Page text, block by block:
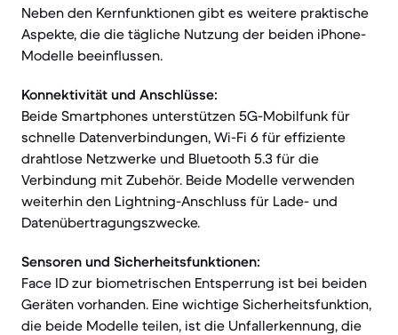
Neben den Kernfunktionen gibt es weitere praktische
Aspekte, die die tägliche Nutzung der beiden iPhone-
Modelle beeinflussen.
Konnektivität und Anschlüsse:
Beide Smartphones unterstützen 5G-Mobilfunk für
schnelle Datenverbindungen, Wi-Fi 6 für effiziente
drahtlose Netzwerke und Bluetooth 5.3 für die
Verbindung mit Zubehör. Beide Modelle verwenden
weiterhin den Lightning-Anschluss für Lade- und
Datenübertragungszwecke.
Sensoren und Sicherheitsfunktionen:
Face ID zur biometrischen Entsperrung ist bei beiden
Geräten vorhanden. Eine wichtige Sicherheitsfunktion,
die beide Modelle teilen, ist die Unfallerkennung, die